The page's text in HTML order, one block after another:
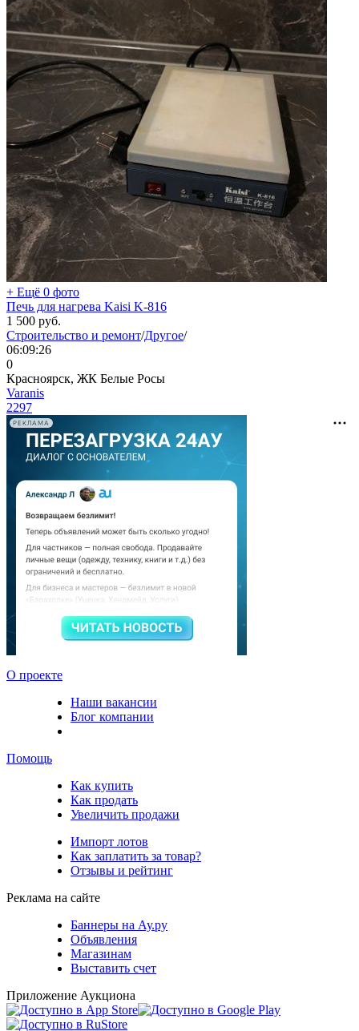
+ Ещё 0 фото
Печь для нагрева Kaisi K-816
1 500 руб.
Строительство и ремонт/Другое/
06:09:26
0
Красноярск, ЖК Белые Росы
Varanis
2297
РЕКЛАМА
О проекте
Наши вакансии
Блог компании
Помощь
Как купить
Как продать
Увеличить продажи
Импорт лотов
Как заплатить за товар?
Отзывы и рейтинг
Реклама на сайте
Баннеры на Ау.ру
Объявления
Магазинам
Выставить счет
Приложение Аукциона